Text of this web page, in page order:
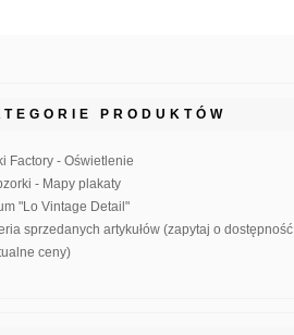
PRODUKTÓW
Factory - Oświetlenie
- Mapy plakaty
"Lo Vintage Detail"
sprzedanych artykułów (zapytaj o dostępność
ceny)